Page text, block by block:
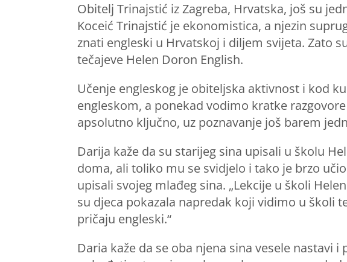
Obitelj Trinajstić iz Zagreba, Hrvatska, još su
Koceić Trinajstić je ekonomistica, a njezin
znati engleski u Hrvatskoj i diljem svijeta. Zato
tečajeve Helen Doron English.
Učenje engleskog je obiteljska aktivnost i kod
engleskom, a ponekad vodimo kratke
apsolutno ključno, uz poznavanje još barem
Darija kaže da su starijeg sina upisali u školu
doma, ali toliko mu se svidjelo i tako je brzo
upisali svojeg mlađeg sina. „Lekcije u školi
su djeca pokazala napredak koji vidimo u školi
pričaju engleski.“
Daria kaže da se oba njena sina vesele nastavi